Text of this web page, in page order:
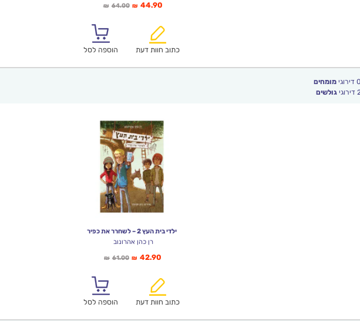
₪ 64.00המחיר
₪64.00.
₪ 44.90המחיר
הוא:
כתוב חוות דעת
הוספה לסל
0 דירוגימומחים
דירוגיגולשים
ילדי בית העץ 2 – לשחרר את כפיר
רן כהן אהרונוב
₪ 61.00המחיר
₪61.00.
₪ 42.90
הוא:
כתוב חוות דעת
הוספה לסל